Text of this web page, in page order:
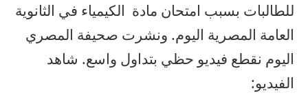
للطالبات بسبب امتحان مادة الكيمياء في الثانوية
العامة المصرية اليوم. ونشرت صحيفة المصري
اليوم نقطع فيديو حظي بتداول واسع. شاهد
الفيديو: